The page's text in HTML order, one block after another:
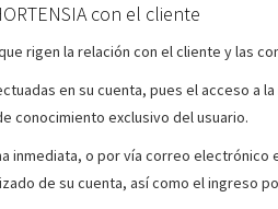
con el cliente
rigen la relación con el cliente y las
en su cuenta, pues el acceso a
conocimiento exclusivo del usuario.
inmediata, o por vía correo electrónico
de su cuenta, así como el ingreso